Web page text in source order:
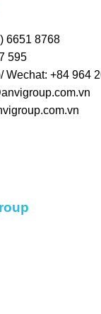
6651 8768
595
Wechat: +84 964